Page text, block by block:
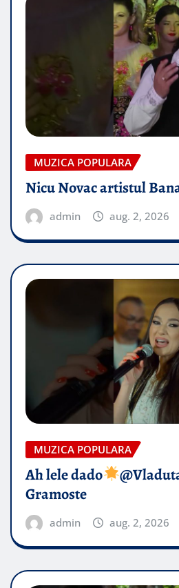
MUZICA POPULARA
Nicu Novac artistul
admin aug. 2, 2026
MUZICA POPULARA
Ah lele dado​
Gramoste
admin aug. 2, 2026